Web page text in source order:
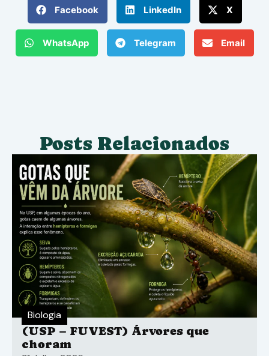
Facebook LinkedIn X
WhatsApp Telegram Email
Posts Relacionados
Biologia
(USP – FUVEST) Árvores que
choram